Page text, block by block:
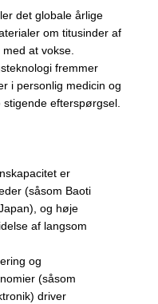
det globale årlige
om titusinder af
at vokse.
fremmer
i personlig medicin og
efterspørgsel.
er
(såsom Baoti
og høje
af langsom
og
(såsom
driver